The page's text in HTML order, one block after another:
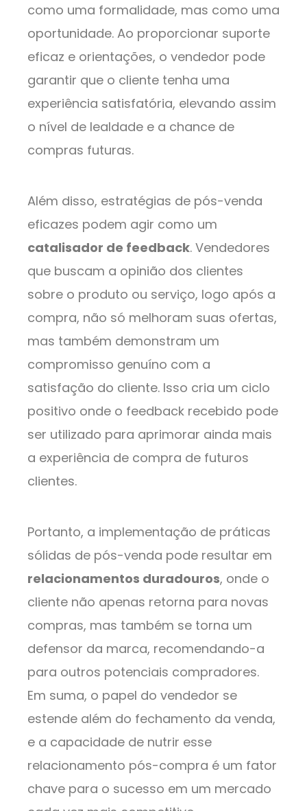
como uma formalidade, mas como uma
oportunidade. Ao proporcionar suporte
eficaz e orientações, o vendedor pode
garantir que o cliente tenha uma
experiência satisfatória, elevando assim
o nível de lealdade e a chance de
compras futuras.
Além disso, estratégias de pós-venda
eficazes podem agir como um
catalisador de feedback. Vendedores
que buscam a opinião dos clientes
sobre o produto ou serviço, logo após a
compra, não só melhoram suas ofertas,
mas também demonstram um
compromisso genuíno com a
satisfação do cliente. Isso cria um ciclo
positivo onde o feedback recebido pode
ser utilizado para aprimorar ainda mais
a experiência de compra de futuros
clientes.
Portanto, a implementação de práticas
sólidas de pós-venda pode resultar em
relacionamentos duradouros, onde o
cliente não apenas retorna para novas
compras, mas também se torna um
defensor da marca, recomendando-a
para outros potenciais compradores.
Em suma, o papel do vendedor se
estende além do fechamento da venda,
e a capacidade de nutrir esse
relacionamento pós-compra é um fator
chave para o sucesso em um mercado